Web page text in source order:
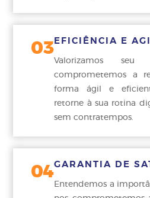
03 EFICIÊNCIA E
Valorizamos
comprometemos a
forma ágil e
retorne à sua rotina
sem contratempos.
04GARANTIA DE
Entendemos a